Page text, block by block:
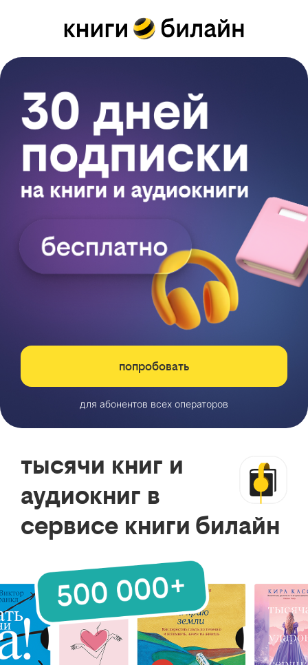
попробовать
для абонентов всех операторов
тысячи книг и
аудиокниг в
сервисе книги билайн